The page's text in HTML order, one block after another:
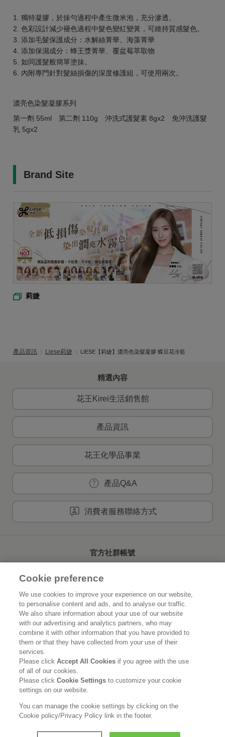
1. 獨特凝膠，於抹勻過程中產生微米泡，充分滲透。
2. 色彩設計減少褪色過程中髮色變紅變黃，可維持質感髮色。
3. 添加毛髮保護成分：水解絲菁華、海藻菁華
4. 添加保濕成分：蜂王漿菁華、覆盆莓萃取物
5. 如同護髮般簡單塗抹。
6. 內附專門針對髮絲損傷的深度修護組，可使用兩次。
濃亮色染髮凝膠系列
第一劑 55ml 第二劑 110g 沖洗式護髮素 8gx2 免沖洗護髮
乳 5gx2
Brand Site
莉婕
產品資訊 Liese莉婕 LIESE【莉婕】濃亮色染髮凝膠 蝶豆花冷藍
精選內容
花王Kirei生活銷售館
產品資訊
花王化學品事業
產品Q&A
消費者服務聯絡方式
官方社群帳號
首頁 關於花王
可持續發展 創新研發
品牌資訊
徵才資訊
使用規範 Social Media Policy
Cookie preference
We use cookies to improve your experience on our website,
to personalise content and ads, and to analyse our traffic.
We also share information about your use of our website
with our advertising and analytics partners, who may
combine it with other information that you have provided to
them or that they have collected from your use of their
services.
Please clickAccept All Cookies if you agree with the use
of all of our cookies.
Please clickCookie Settingsto customize your cookie
settings on our website.
You can manage the cookie settings by clicking on the
Cookie policy/Privacy Policy link in the footer.